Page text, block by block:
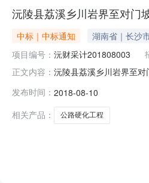
沅陵县荔溪乡川岩界至对门
中标｜中标通知
湖南省｜长沙
项目编号： 沅财采计201808003
正文内容： 沅陵县荔溪乡川岩界至
采购计划编号：沅财采
取采
发布时间： 2018-08-10
相关产品：
公路硬化工程